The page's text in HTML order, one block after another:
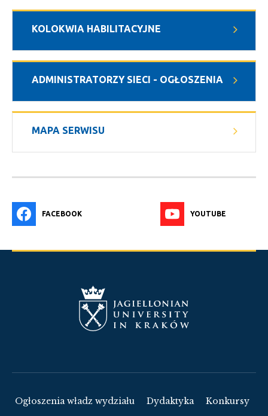
KOLOKWIA HABILITACYJNE
ADMINISTRATORZY SIECI - OGŁOSZENIA
MAPA SERWISU
FACEBOOK YOUTUBE
Ogłoszenia władz wydziału Dydaktyka
Konkursy